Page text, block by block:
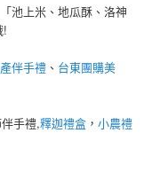
「池上米、地瓜酥、洛神
!
伴手禮 、 台東團購美
手禮,釋迦禮盒 ，小農禮